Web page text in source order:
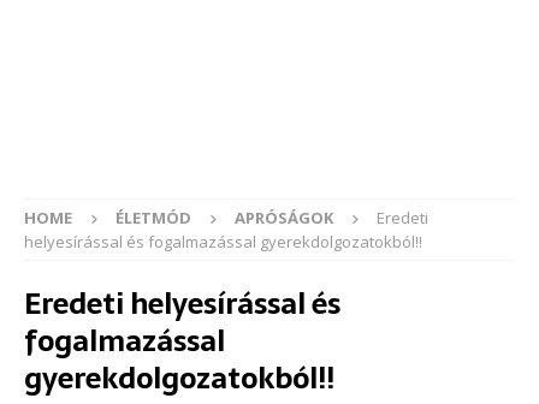
HOME ÉLETMÓD APRÓSÁGOK
Eredeti
helyesírással és fogalmazással gyerekdolgozatokból!!
Eredeti helyesírással és
fogalmazással
gyerekdolgozatokból!!